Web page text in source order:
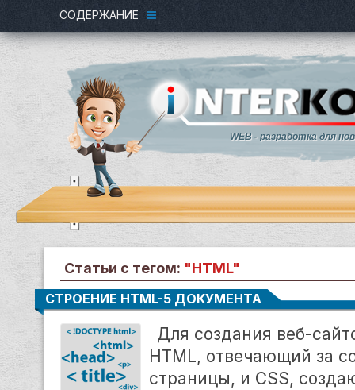
СОДЕРЖАНИЕ
WEB - разработка для
Статьи с тегом: "HTML"
СТРОЕНИЕ HTML-5 ДОКУМЕНТА
Для создания веб-
HTML, отвечающий за
страницы, и CSS,